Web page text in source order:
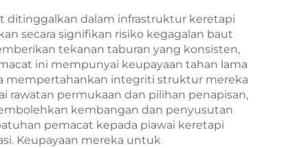
ditinggalkan dalam infrastruktur keretapi
secara signifikan risiko kegagalan baut
tekanan taburan yang konsisten,
ini mempunyai keupayaan tahan lama
mempertahankan integriti struktur mereka
rawatan permukaan dan pilihan penapisan,
kembangan dan penyusutan
pemacat kepada piawai keretapi
Keupayaan mereka untuk